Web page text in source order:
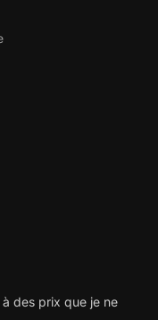
des prix que je ne